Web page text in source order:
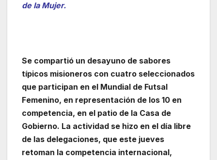
de la Mujer.
Se compartió un desayuno de sabores
típicos misioneros con cuatro seleccionados
que participan en el Mundial de Futsal
Femenino, en representación de los 10 en
competencia, en el patio de la Casa de
Gobierno. La actividad se hizo en el día libre
de las delegaciones, que este jueves
retoman la competencia internacional,